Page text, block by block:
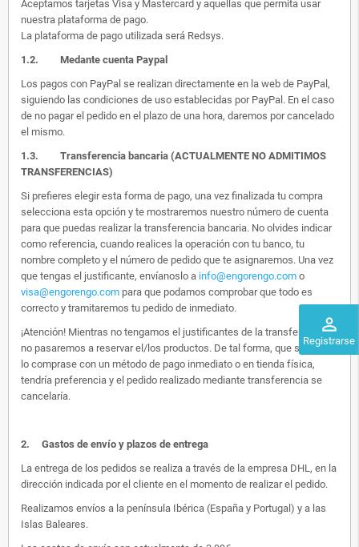
perm_identity
Registrarse
Aceptamos tarjetas Visa y Mastercard y aquellas que permita usar
nuestra plataforma de pago.
La plataforma de pago utilizada será Redsys.
1.2. Medante cuenta Paypal
Los pagos con PayPal se realizan directamente en la web de PayPal,
siguiendo las condiciones de uso establecidas por PayPal. En el caso
de no pagar el pedido en el plazo de una hora, daremos por cancelado
el mismo.
1.3. Transferencia bancaria (ACTUALMENTE NO ADMITIMOS
TRANSFERENCIAS)
Si prefieres elegir esta forma de pago, una vez finalizada tu compra
selecciona esta opción y te mostraremos nuestro número de cuenta
para que puedas realizar la transferencia bancaria. No olvides indicar
como referencia, cuando realices la operación con tu banco, tu
nombre completo y el número de pedido que te asignaremos. Una vez
que tengas el justificante, envíanoslo a info@engorengo.com o
visa@engorengo.com para que podamos comprobar que todo es
correcto y tramitaremos tu pedido de inmediato.
¡Atención! Mientras no tengamos el justificantes de la transferencia,
no pasaremos a reservar el/los productos. De tal forma, que si alguien
lo comprase con un método de pago inmediato o en tienda física,
tendría preferencia y el pedido realizado mediante transferencia se
cancelaría.
2. Gastos de envío y plazos de entrega
La entrega de los pedidos se realiza a través de la empresa DHL, en la
dirección indicada por el cliente en el momento de realizar el pedido.
Realizamos envíos a la península Ibérica (España y Portugal) y a las
Islas Baleares.